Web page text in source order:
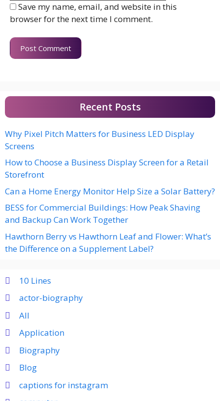
Save my name, email, and website in this
browser for the next time I comment.
Recent Posts
Why Pixel Pitch Matters for Business LED Display
Screens
How to Choose a Business Display Screen for a Retail
Storefront
Can a Home Energy Monitor Help Size a Solar Battery?
BESS for Commercial Buildings: How Peak Shaving
and Backup Can Work Together
Hawthorn Berry vs Hawthorn Leaf and Flower: What’s
the Difference on a Supplement Label?
10 Lines
actor-biography
All
Application
Biography
Blog
captions for instagram